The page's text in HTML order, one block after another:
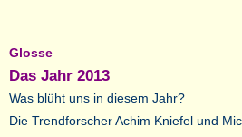
Glosse
Das Jahr 2013
Was blüht uns in diesem Jahr?
Die Trendforscher Achim Kniefel und